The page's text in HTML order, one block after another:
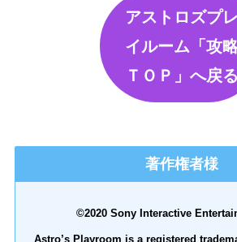
アストロズプレ
イルーム「攻
ＴＯＰ」へ戻る
著作権者様
©2020 Sony Interactive
Astro’s Playroom is a registered